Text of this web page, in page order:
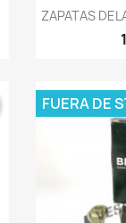

ZAPATAS
FUERA DE